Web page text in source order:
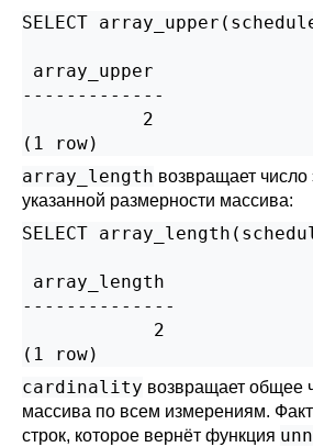
SELECT
array_upper
-------------
           2
(1 row)
array_length возвращает число
указанной размерности массива:
SELECT
array_length
--------------
            2
(1 row)
cardinality возвращает общее
массива по всем измерениям.
строк, которое вернёт функция